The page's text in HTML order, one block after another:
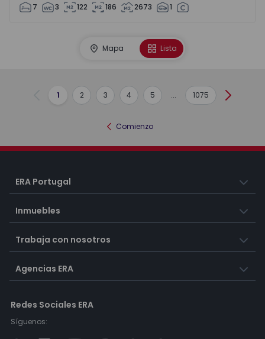
7 3 122 186 2673 1
Mapa Lista
Anterior
1 2 3 4 5 ... 1075
Comienzo
ERA Portugal
Inmuebles
Trabaja con nosotros
Agencias ERA
Redes Sociales ERA
Síguenos: